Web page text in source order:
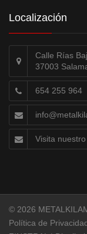
Localización
Calle Rías
37003
654 255 964
Visita
© 2026
Política de